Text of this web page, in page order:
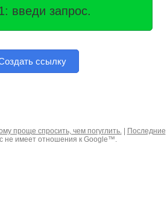
введи запрос.
ссылку
проще спросить, чем погуглить.|
Последние
не имеет отношения к Google™.